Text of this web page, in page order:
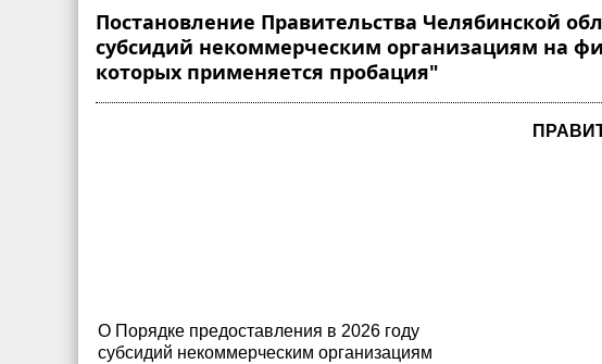
Постановление Правительства Челябинской
субсидий некоммерческим организациям на
которых применяется пробация"
О Порядке предоставления в 2026 году
субсидий некоммерческим организациям